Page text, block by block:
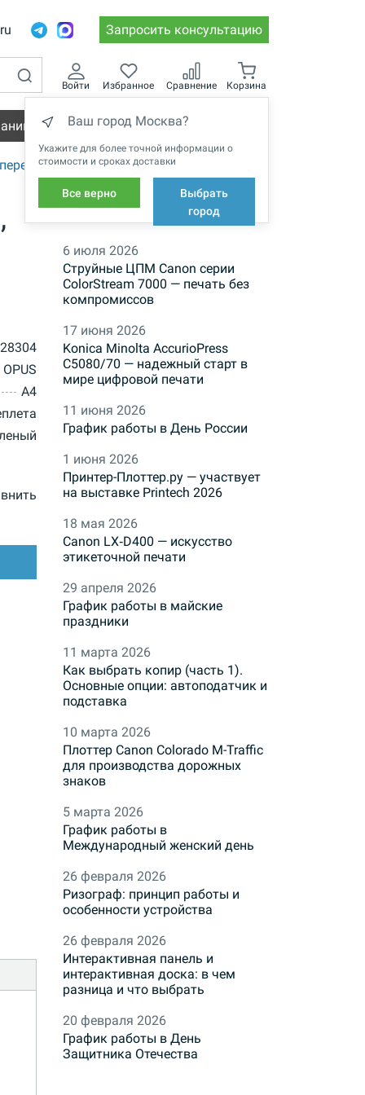
Запросить консультацию
Войти Избранное Сравнение Корзина
Ваш город Москва?
Укажите для более точной информации о
стоимости и сроках доставки
Все верно
Выбрать
город
Вакансии
Metalbind
OPUS
A4
НОВОСТИ
6 июля 2026
Струйные ЦПМ Canon серии
ColorStream 7000 — печать без
компромиссов
17 июня 2026
Konica Minolta AccurioPress
C5080/70 — надежный старт в
мире цифровой печати
11 июня 2026
График работы в День России
1 июня 2026
Принтер-Плоттер.ру — участвует
на выставке Printech 2026
18 мая 2026
Canon LX‑D400 — искусство
этикеточной печати
29 апреля 2026
График работы в майские
праздники
11 марта 2026
Как выбрать копир (часть 1).
Основные опции: автоподатчик и
подставка
10 марта 2026
Плоттер Canon Colorado M-Traffic
для производства дорожных
знаков
5 марта 2026
График работы в
Международный женский день
26 февраля 2026
Ризограф: принцип работы и
особенности устройства
26 февраля 2026
Интерактивная панель и
интерактивная доска: в чем
разница и что выбрать
20 февраля 2026
График работы в День
Защитника Отечества